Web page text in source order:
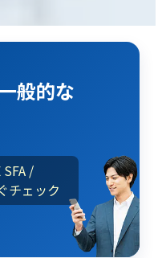
般的な
SFA /
チェック